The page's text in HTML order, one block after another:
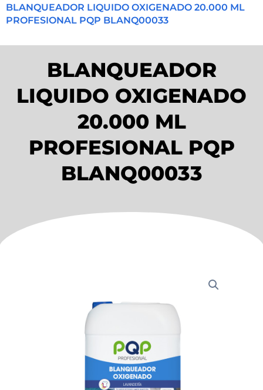
BLANQUEADOR LIQUIDO OXIGENADO 20.000 ML
PROFESIONAL PQP BLANQ00033
BLANQUEADOR
LIQUIDO OXIGENADO
20.000 ML
PROFESIONAL PQP
BLANQ00033